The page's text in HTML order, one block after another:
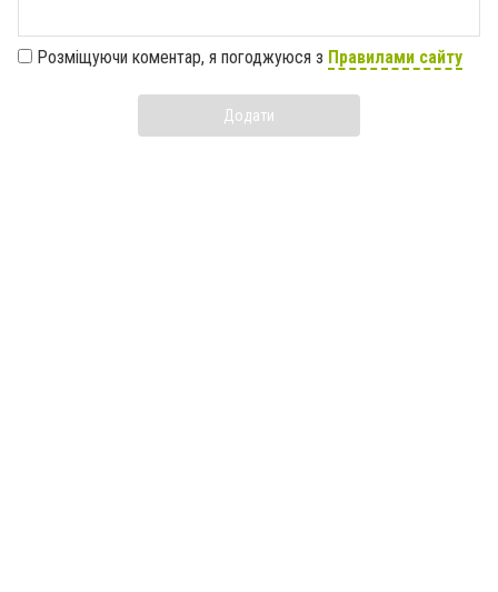
Розміщуючи коментар, я погоджуюся з Правилами сайту
Додати